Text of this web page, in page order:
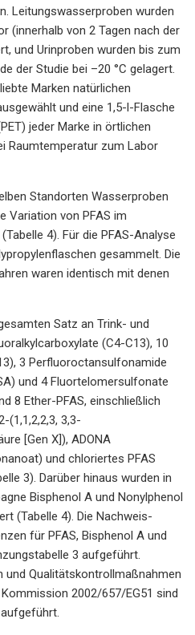
Leitungswasserproben wurden
(innerhalb von 2 Tagen nach der
und Urinproben wurden bis zum
der Studie bei –20 °C gelagert.
Marken natürlichen
und eine 1,5-l-Flasche
jeder Marke in örtlichen
Raumtemperatur zum Labor
Standorten Wasserproben
Variation von PFAS im
4). Für die PFAS-Analyse
gesammelt. Die
waren identisch mit denen
Satz an Trink- und
(C4-C13), 10
3 Perfluoroctansulfonamide
und 4 Fluortelomersulfonate
8 Ether-PFAS, einschließlich
(1,1,2,2,3, 3,3-
[Gen X]), ADONA
und chloriertes PFAS
3). Darüber hinaus wurden in
Bisphenol A und Nonylphenol
(Tabelle 4). Die Nachweis-
für PFAS, Bisphenol A und
3 aufgeführt.
und Qualitätskontrollmaßnahmen
2002/657/EG51 sind